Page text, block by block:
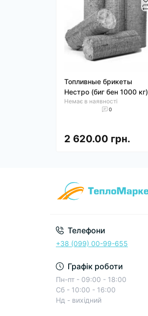
Топливные брикеты
Нестро (биг бен 1000 кг)
Немає в наявності
0
2 620.00 грн.
Телефони
+38 (099) 00-99-655
Графік роботи
Пн-пт - 09:00 - 18:00
Сб - 10:00 - 16:00
Нд - вихідний